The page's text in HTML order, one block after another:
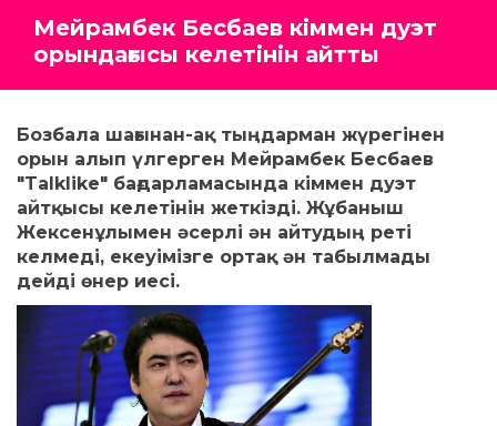
Мейрамбек Бесбаев кіммен дуэт
орындағысы келетінін айтты
Бозбала шағынан-ақ тыңдарман жүрегінен
орын алып үлгерген Мейрамбек Бесбаев
"Talklike" бағдарламасында кіммен дуэт
айтқысы келетінін жеткізді. Жұбаныш
Жексенұлымен әсерлі ән айтудың реті
келмеді, екеуімізге ортақ ән табылмады
дейді өнер иесі.